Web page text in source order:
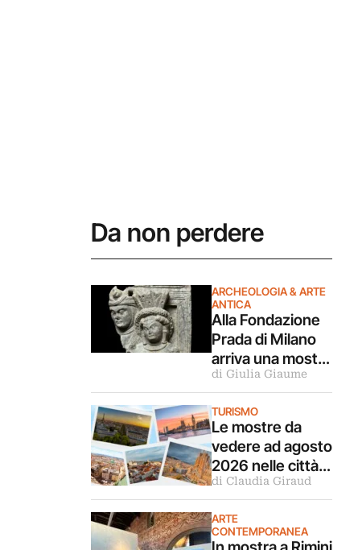
Da non perdere
ARCHEOLOGIA & ARTE
ANTICA
Alla Fondazione
Prada di Milano
arriva una mostra
archeologica
sulle relazioni tra
Mediterraneo e
Asia
di Giulia Giaume
TURISMO
Le mostre da
vedere ad agosto
2026 nelle città
d’arte europee
di Claudia Giraud
ARTE
CONTEMPORANEA